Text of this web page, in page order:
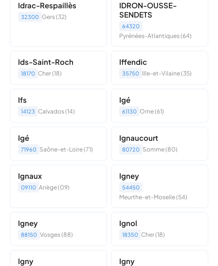
Idrac-Respaillès
32300 Gers (32)
IDRON-OUSSE-
SENDETS
64320
Pyrénées-Atlantiques (64)
Ids-Saint-Roch
18170 Cher (18)
Iffendic
35750 Ille-et-Vilaine (35)
Ifs
14123 Calvados (14)
Igé
61130 Orne (61)
Igé
71960 Saône-et-Loire (71)
Ignaucourt
80720 Somme (80)
Ignaux
09110 Ariège (09)
Igney
54450
Meurthe-et-Moselle (54)
Igney
88150 Vosges (88)
Ignol
18350 Cher (18)
Igny Igny